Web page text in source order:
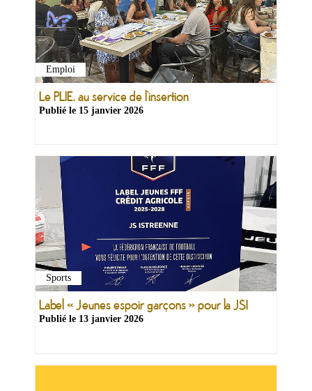
Emploi
Le PLIE, au service de l’insertion
Publié le 15 janvier 2026
Sports
Label « Jeunes espoir garçons » pour la JSI
Publié le 13 janvier 2026